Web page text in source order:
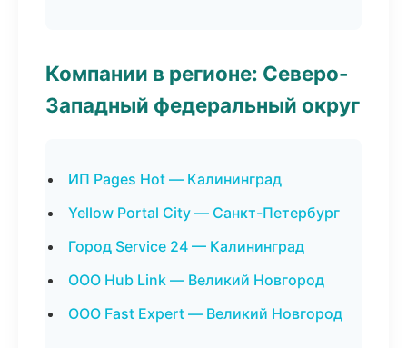
Компании в регионе: Северо-
Западный федеральный округ
ИП Pages Hot — Калининград
Yellow Portal City — Санкт-Петербург
Город Service 24 — Калининград
ООО Hub Link — Великий Новгород
ООО Fast Expert — Великий Новгород